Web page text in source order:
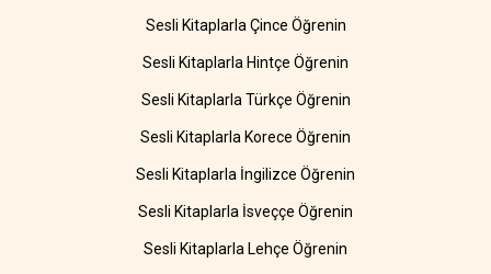
Sesli Kitaplarla Çince Öğrenin
Sesli Kitaplarla Hintçe Öğrenin
Sesli Kitaplarla Türkçe Öğrenin
Sesli Kitaplarla Korece Öğrenin
Sesli Kitaplarla İngilizce Öğrenin
Sesli Kitaplarla İsveççe Öğrenin
Sesli Kitaplarla Lehçe Öğrenin